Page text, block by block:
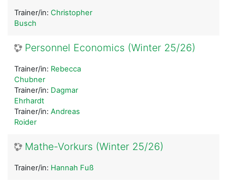
Trainer/in: Christopher
Busch
Personnel Economics (Winter 25/26)
Trainer/in: Rebecca
Chubner
Trainer/in: Dagmar
Ehrhardt
Trainer/in: Andreas
Roider
Mathe-Vorkurs (Winter 25/26)
Trainer/in: Hannah Fuß